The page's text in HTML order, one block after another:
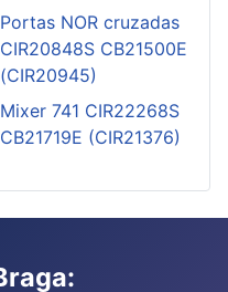
Portas NOR cruzadas
CIR20848S CB21500E
(CIR20945)
Mixer 741 CIR22268S
CB21719E (CIR21376)